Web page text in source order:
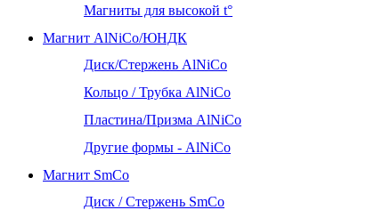
Магниты для высокой t°
Магнит AlNiCo/ЮНДК
Диск/Стержень AlNiCo
Кольцо / Трубка AlNiCo
Пластина/Призма AlNiCo
Другие формы - AlNiCo
Магнит SmCo
Диск / Стержень SmCo